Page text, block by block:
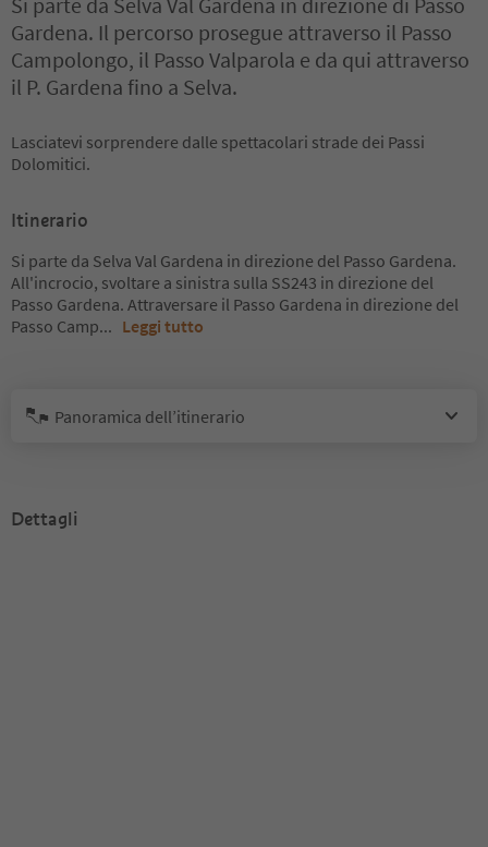
Gardena. Il percorso prosegue attraverso il Passo
Campolongo, il Passo Valparola e da qui attraverso
il P. Gardena fino a Selva.
Lasciatevi sorprendere dalle spettacolari strade dei Passi
Dolomitici.
Itinerario
Si parte da Selva Val Gardena in direzione del Passo Gardena.
All'incrocio, svoltare a sinistra sulla SS243 in direzione del
Passo Gardena. Attraversare il Passo Gardena in direzione del
Passo Camp... Leggi tutto
Panoramica dell’itinerario
Dettagli